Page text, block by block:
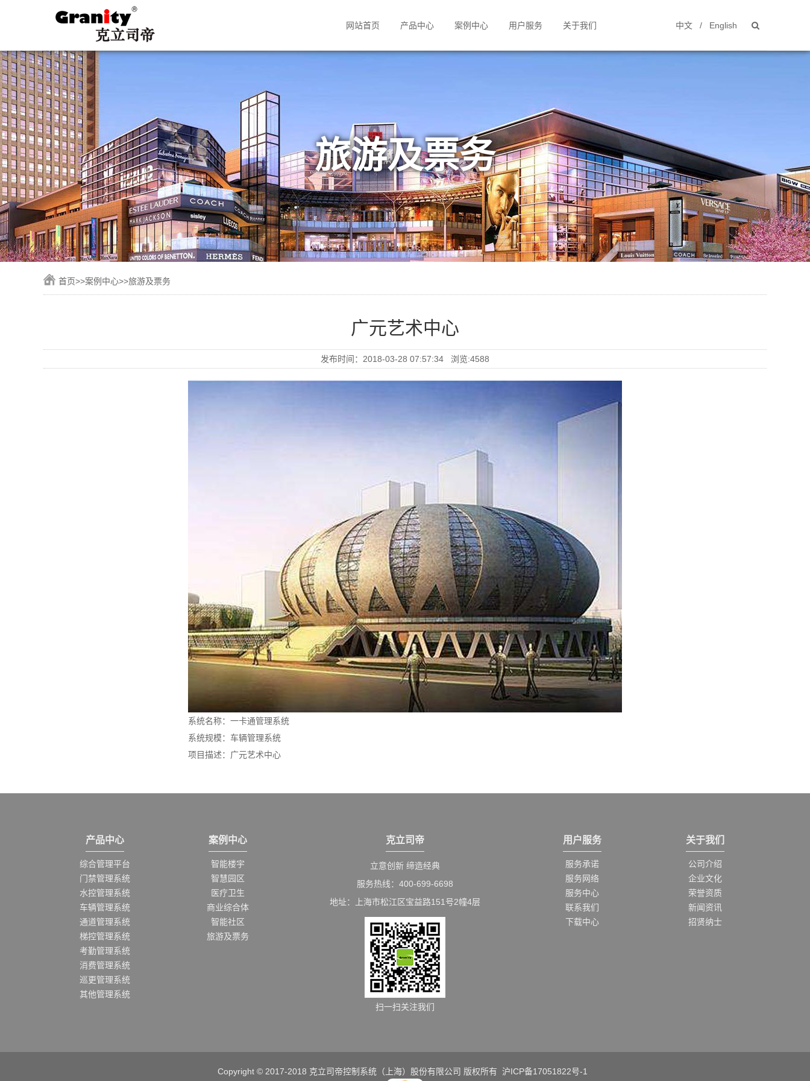
网站首页 产品中心 案例中心 用户服务 关于我们 中文 / English
旅游及票务
首页>>案例中心>>旅游及票务
广元艺术中心
发布时间：2018-03-28 07:57:34 浏览:4588
系统名称：一卡通管理系统
系统规模：车辆管理系统
项目描述：广元艺术中心
产品中心
综合管理平台
门禁管理系统
水控管理系统
车辆管理系统
通道管理系统
梯控管理系统
考勤管理系统
消费管理系统
巡更管理系统
其他管理系统
案例中心
智能楼宇
智慧园区
医疗卫生
商业综合体
智能社区
旅游及票务
克立司帝
立意创新 缔造经典
服务热线：400-699-6698
地址：上海市松江区宝益路151号2幢4层
扫一扫关注我们
用户服务
服务承诺
服务网络
服务中心
联系我们
下载中心
关于我们
公司介绍
企业文化
荣誉资质
新闻资讯
招贤纳士
Copyright © 2017-2018 克立司帝控制系统（上海）股份有限公司 版权所有 沪ICP备17051822号-1